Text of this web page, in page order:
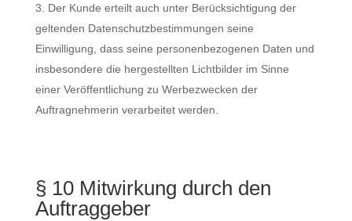
Der Kunde erteilt auch unter Berücksichtigung der
geltenden Datenschutzbestimmungen seine
Einwilligung, dass seine personenbezogenen Daten und
insbesondere die hergestellten Lichtbilder im Sinne
einer Veröffentlichung zu Werbezwecken der
Auftragnehmerin verarbeitet werden.
§ 10 Mitwirkung durch den
Auftraggeber